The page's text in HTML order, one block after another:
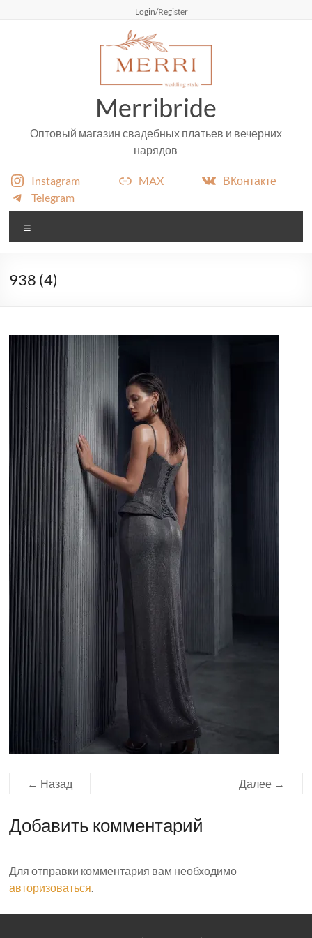
Login/Register
Merribride
Оптовый магазин свадебных платьев и вечерних
нарядов
Instagram MAX
ВКонтакте
Telegram
938 (4)
← Назад Далее →
Добавить комментарий
Для отправки комментария вам необходимо
авторизоваться.